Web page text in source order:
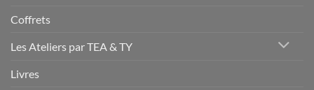
Coffrets
Les Ateliers par TEA & TY
Livres